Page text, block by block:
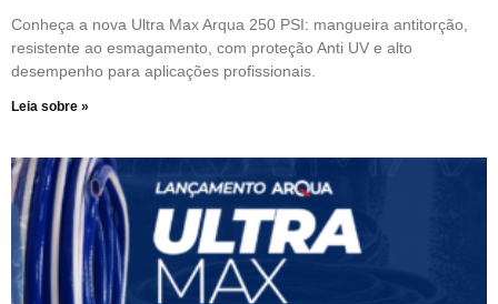
Conheça a nova Ultra Max Arqua 250 PSI: mangueira antitorção,
resistente ao esmagamento, com proteção Anti UV e alto
desempenho para aplicações profissionais.
Leia sobre »